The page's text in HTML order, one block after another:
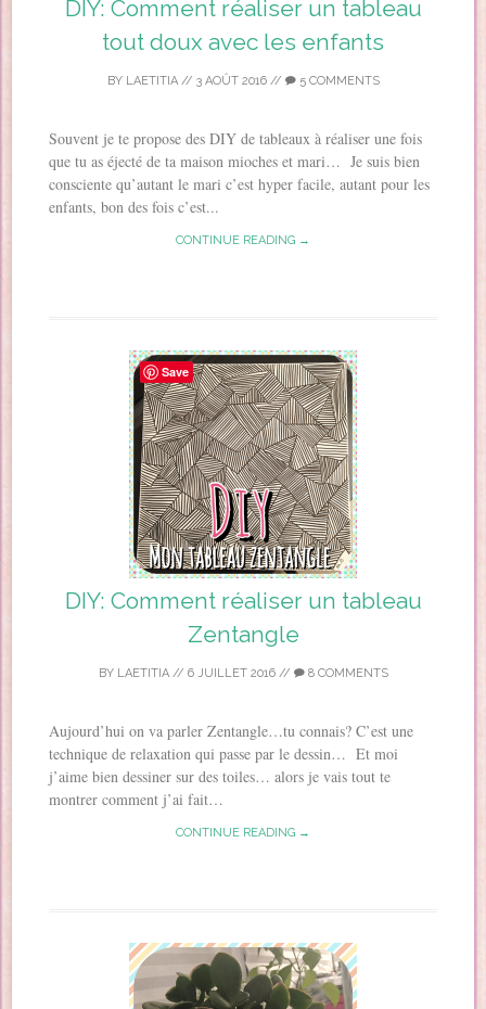
DIY: Comment réaliser un tableau
tout doux avec les enfants
BY LAETITIA// 3 AOÛT 2016// 5 COMMENTS
Souvent je te propose des DIY de tableaux à réaliser une fois
que tu as éjecté de ta maison mioches et mari… Je suis bien
consciente qu’autant le mari c’est hyper facile, autant pour les
enfants, bon des fois c’est...
CONTINUE READING →
DIY: Comment réaliser un tableau
Zentangle
BY LAETITIA// 6 JUILLET 2016// 8 COMMENTS
Aujourd’hui on va parler Zentangle…tu connais? C’est une
technique de relaxation qui passe par le dessin… Et moi
j’aime bien dessiner sur des toiles… alors je vais tout te
montrer comment j’ai fait…
CONTINUE READING →
Save